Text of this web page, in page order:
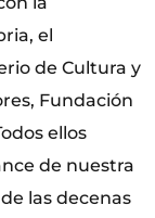
el
de Cultura y
Fundación
ellos
de nuestra
las decenas